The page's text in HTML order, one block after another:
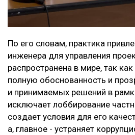
По его словам, практика
инженера для управления
распространена в мире, так
полную обоснованность и
и принимаемых решений в
исключает лоббирование
создает условия для его
а, главное - устраняет